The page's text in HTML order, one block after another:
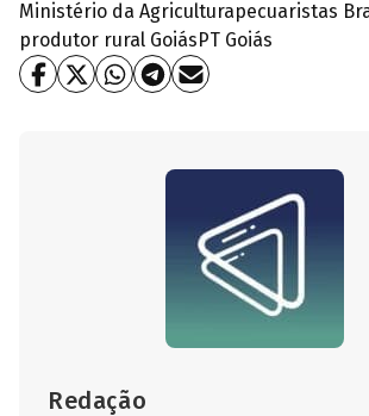
Ministério da Agriculturapecuaristas
produtor rural GoiásPT Goiás
Redação